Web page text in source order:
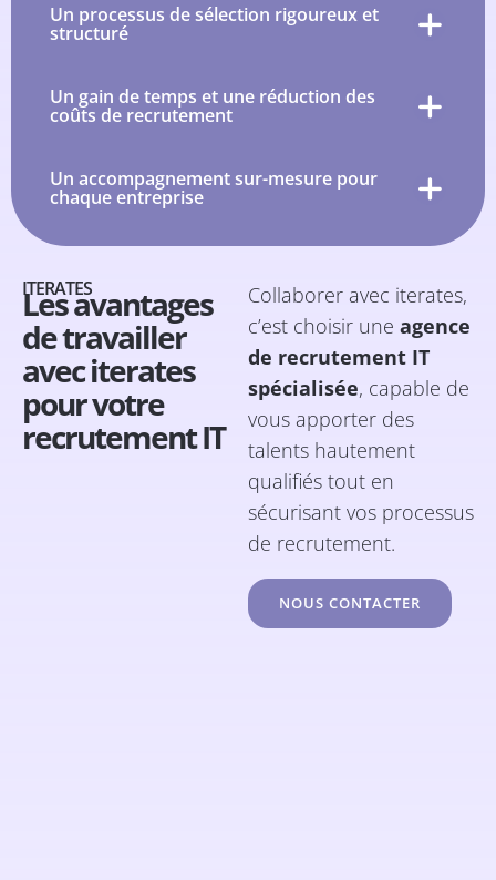
Un processus de sélection rigoureux et
structuré
Un gain de temps et une réduction des
coûts de recrutement
Un accompagnement sur-mesure pour
chaque entreprise
ITERATES
Les avantages
de travailler
avec iterates
pour votre
recrutement IT
Collaborer avec iterates,
c’est choisir une agence
de recrutement IT
spécialisée, capable de
vous apporter des
talents hautement
qualifiés tout en
sécurisant vos processus
de recrutement.
NOUS CONTACTER